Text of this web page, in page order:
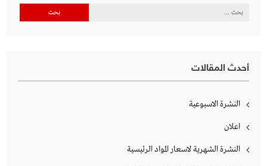
البحث
أحدث المقالات
النشرة الاسبوعية
اعلان
النشرة الشهرية لاسعار المواد الرئيسية